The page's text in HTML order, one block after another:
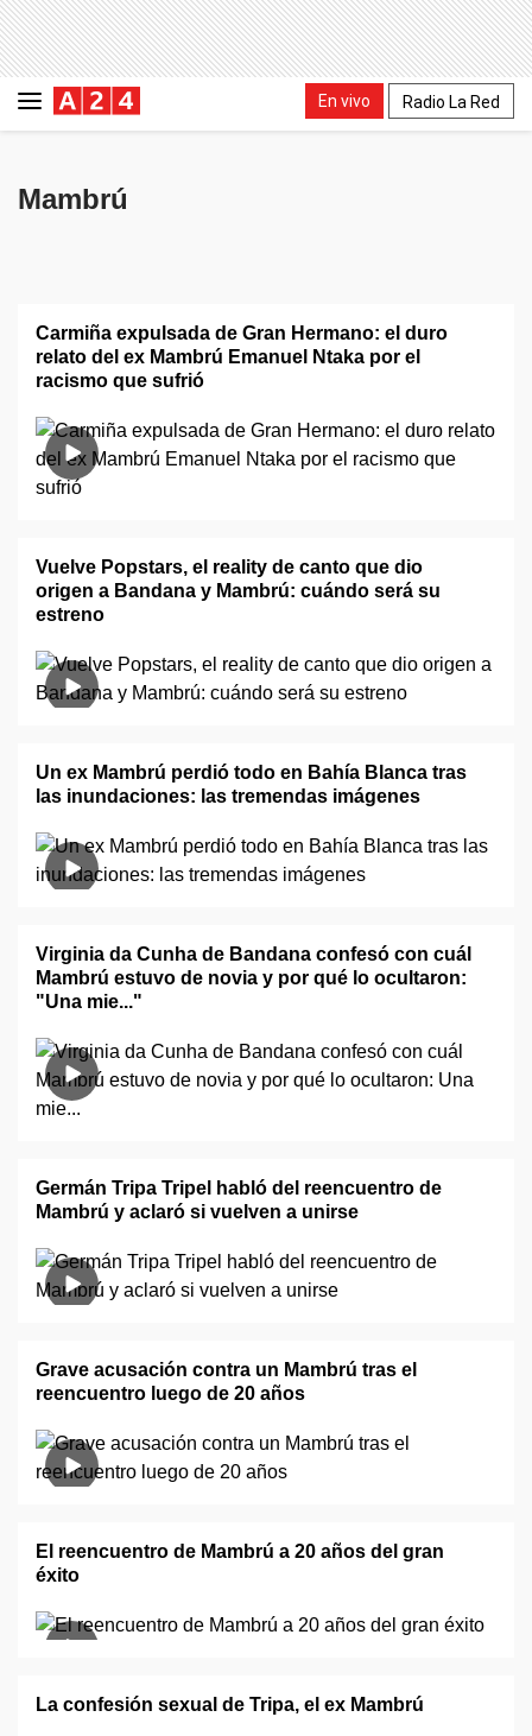
En vivo Radio La Red
Mambrú
Carmiña expulsada de Gran Hermano: el duro
relato del ex Mambrú Emanuel Ntaka por el
racismo que sufrió
Vuelve Popstars, el reality de canto que dio
origen a Bandana y Mambrú: cuándo será su
estreno
Un ex Mambrú perdió todo en Bahía Blanca tras
las inundaciones: las tremendas imágenes
Virginia da Cunha de Bandana confesó con cuál
Mambrú estuvo de novia y por qué lo ocultaron:
"Una mie..."
Germán Tripa Tripel habló del reencuentro de
Mambrú y aclaró si vuelven a unirse
Grave acusación contra un Mambrú tras el
reencuentro luego de 20 años
El reencuentro de Mambrú a 20 años del gran
éxito
La confesión sexual de Tripa, el ex Mambrú